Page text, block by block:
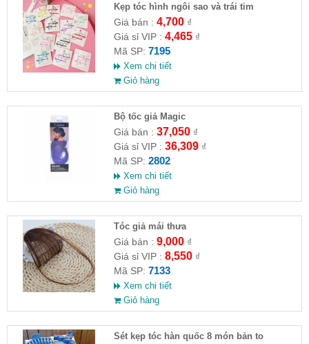
Kẹp tóc hình ngôi sao và trái tim
Giá bán : 4,700₫
Giá sỉ VIP : 4,465₫
Mã SP: 7195
Xem chi tiết
Giỏ hàng
Bộ tốc giả Magic
Giá bán : 37,050₫
Giá sỉ VIP : 36,309₫
Mã SP: 2802
Xem chi tiết
Giỏ hàng
Tóc giả mái thưa
Giá bán : 9,000₫
Giá sỉ VIP : 8,550₫
Mã SP: 7133
Xem chi tiết
Giỏ hàng
Sét kẹp tóc hàn quốc 8 món bản to